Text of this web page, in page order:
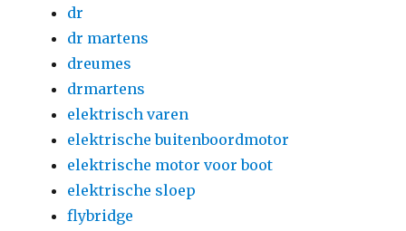
dr
dr martens
dreumes
drmartens
elektrisch varen
elektrische buitenboordmotor
elektrische motor voor boot
elektrische sloep
flybridge